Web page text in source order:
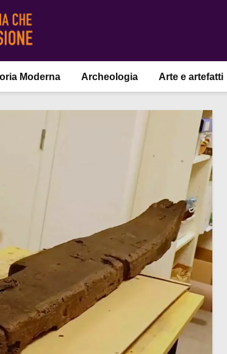
Moderna Archeologia Arte e artefatti